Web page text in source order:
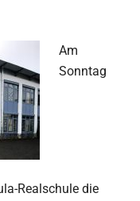
Am
Sonntag
Realschule die